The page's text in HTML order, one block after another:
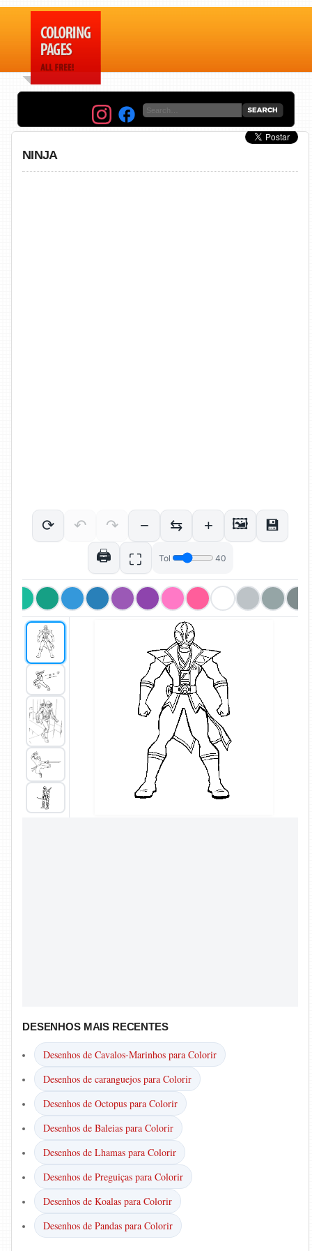
NINJA
DESENHOS MAIS RECENTES
Desenhos de Cavalos-Marinhos para Colorir
Desenhos de caranguejos para Colorir
Desenhos de Octopus para Colorir
Desenhos de Baleias para Colorir
Desenhos de Lhamas para Colorir
Desenhos de Preguiças para Colorir
Desenhos de Koalas para Colorir
Desenhos de Pandas para Colorir